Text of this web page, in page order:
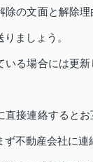
の文面と解除理
ましょう。
いる場合には更
直接連絡すると
不動産会社に連